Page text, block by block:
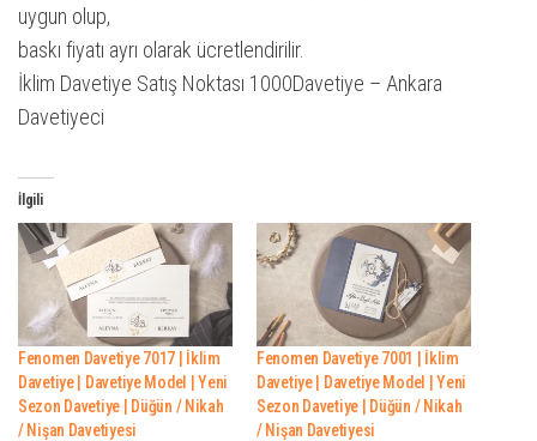
uygun olup,
baskı fiyatı ayrı olarak ücretlendirilir.
İklim Davetiye Satış Noktası 1000Davetiye – Ankara
Davetiyeci
İlgili
Fenomen Davetiye 7017 | İklim
Davetiye | Davetiye Model | Yeni
Sezon Davetiye | Düğün / Nikah
/ Nişan Davetiyesi
Fenomen Davetiye 7001 | İklim
Davetiye | Davetiye Model | Yeni
Sezon Davetiye | Düğün / Nikah
/ Nişan Davetiyesi